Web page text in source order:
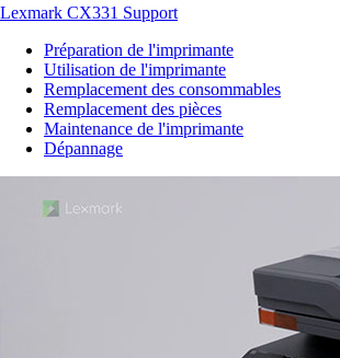
Lexmark CX331 Support
Préparation de l'imprimante
Utilisation de l'imprimante
Remplacement des consommables
Remplacement des pièces
Maintenance de l'imprimante
Dépannage